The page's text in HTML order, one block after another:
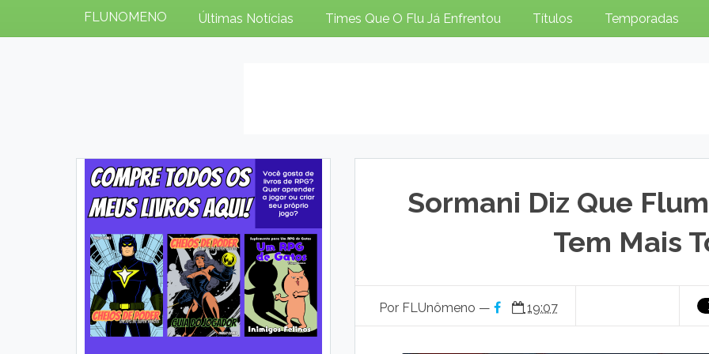
FLUNOMENO Últimas Notícias Times Que O Flu Já Enfrentou Títulos Temporadas
Sormani Diz Que
Tem Mais
Por FLUnômeno — 19:07